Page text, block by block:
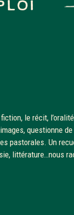
le récit,
questionne
pastorales. Un
littérature…nous